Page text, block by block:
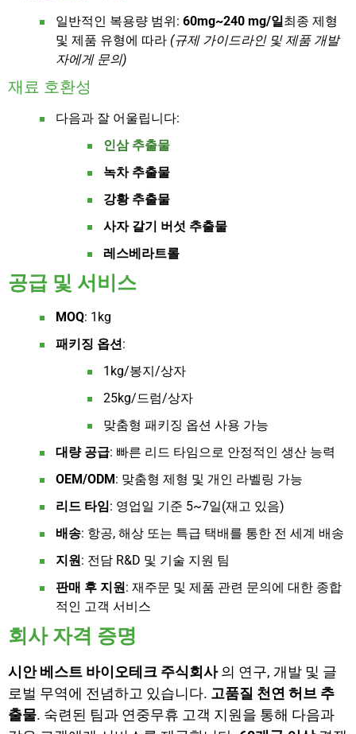
일반적인 복용량 범위: 60mg~240 mg/일최종 제형
및 제품 유형에 따라 (규제 가이드라인 및 제품 개발
자에게 문의)
재료 호환성
다음과 잘 어울립니다:
인삼 추출물
녹차 추출물
강황 추출물
사자 갈기 버섯 추출물
레스베라트롤
공급 및 서비스
MOQ: 1kg
패키징 옵션:
1kg/봉지/상자
25kg/드럼/상자
맞춤형 패키징 옵션 사용 가능
대량 공급: 빠른 리드 타임으로 안정적인 생산 능력
OEM/ODM: 맞춤형 제형 및 개인 라벨링 가능
리드 타임: 영업일 기준 5~7일(재고 있음)
배송: 항공, 해상 또는 특급 택배를 통한 전 세계 배송
지원: 전담 R&D 및 기술 지원 팀
판매 후 지원: 재주문 및 제품 관련 문의에 대한 종합
적인 고객 서비스
회사 자격 증명
시안 베스트 바이오테크 주식회사의 연구, 개발 및 글
로벌 무역에 전념하고 있습니다. 고품질 천연 허브 추
출물. 숙련된 팀과 연중무휴 고객 지원을 통해 다음과